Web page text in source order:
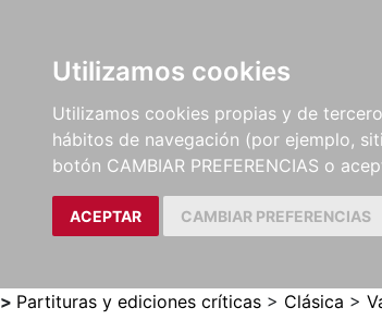
Utilizamos cookies
Utilizamos cookies propias y de
hábitos de navegación (por ejemplo,
botón CAMBIAR PREFERENCIAS o
ACEPTAR CAMBIAR PREFERENCIAS
LIBROS
MÉTODOS Y
EJERCICIOS
CRÍTICAS
> Partituras y ediciones críticas > Clásica >